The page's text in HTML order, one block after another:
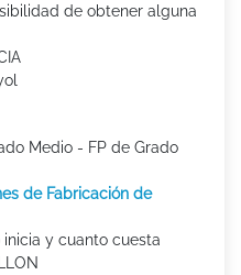
de obtener alguna
Medio - FP de Grado
de Fabricación de
y cuanto cuesta